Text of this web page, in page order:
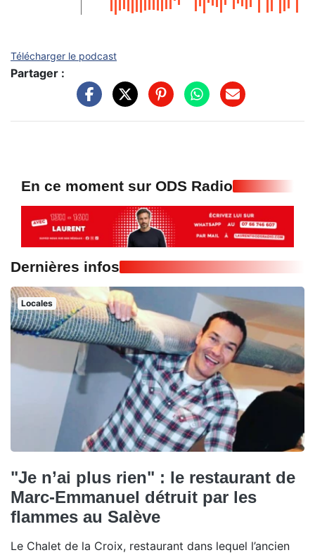
Télécharger le podcast
Partager :
En ce moment sur ODS Radio
Dernières infos
Locales
"Je n’ai plus rien" : le restaurant de
Marc-Emmanuel détruit par les
flammes au Salève
Le Chalet de la Croix, restaurant dans lequel l’ancien